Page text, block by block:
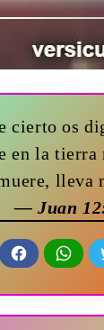
cierto os
en la tierra
lleva
— Juan